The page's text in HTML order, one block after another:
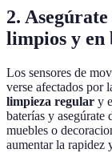
2. Asegúrate
limpios y en
Los sensores de
verse afectados por
limpieza regular y
baterías y asegúrate
muebles o
aumentar la rapidez